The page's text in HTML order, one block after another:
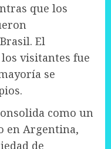
que los
El
visitantes fue
se
como un
en Argentina,
de